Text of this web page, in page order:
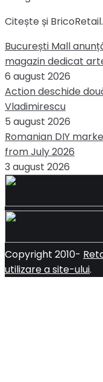
Citește și
București Mall
magazin dedicat
6 august 2026
Action deschide
Vladimirescu
5 august 2026
Romanian DIY
from July 2026
3 august 2026
Copyright 2010-
utilizare a site-ului.